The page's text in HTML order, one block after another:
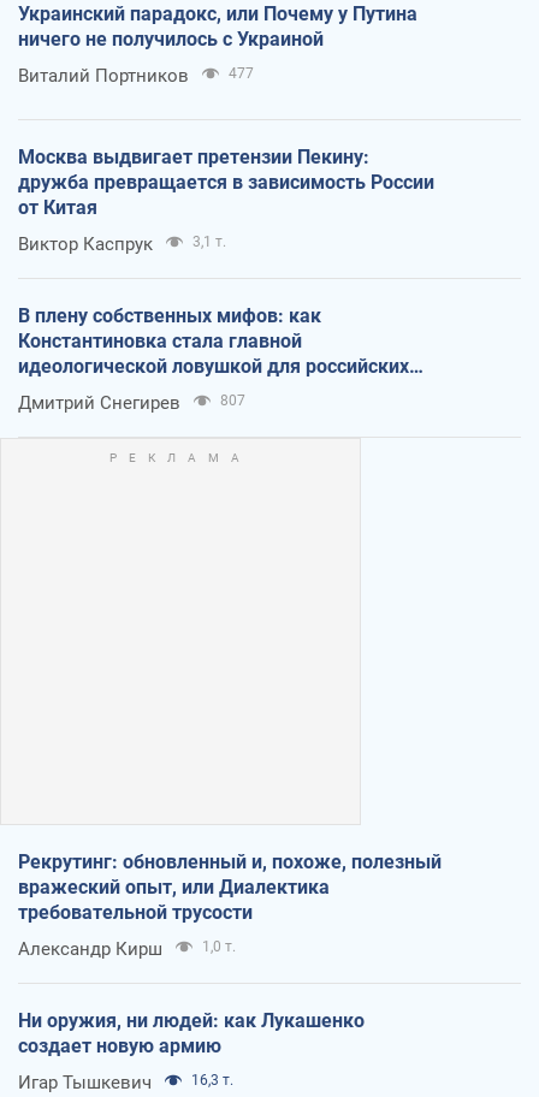
Украинский парадокс, или Почему у Путина
ничего не получилось с Украиной
Виталий Портников 477
Москва выдвигает претензии Пекину:
дружба превращается в зависимость России
от Китая
Виктор Каспрук 3,1 т.
В плену собственных мифов: как
Константиновка стала главной
идеологической ловушкой для российских
оккупантов
Дмитрий Снегирев 807
Рекрутинг: обновленный и, похоже, полезный
вражеский опыт, или Диалектика
требовательной трусости
Александр Кирш 1,0 т.
Ни оружия, ни людей: как Лукашенко
создает новую армию
Игар Тышкевич 16,3 т.